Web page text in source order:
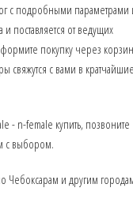
с подробными параметрами
поставляется от ведущих
покупку через
свяжутся с вами в
- n-female купить,
с выбором.
Чебоксарам и другим